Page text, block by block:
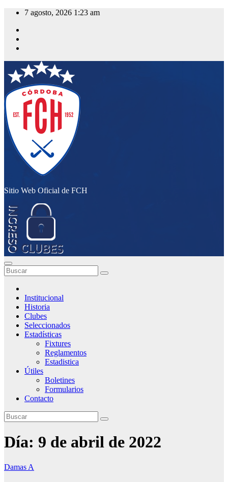
Saltar
contenido
7 agosto, 2026 1:23 am
Sitio Web Oficial de FCH
Institucional
Historia
Clubes
Seleccionados
Estadísticas
Fixtures
Reglamentos
Estadistica
Útiles
Boletines
Formularios
Contacto
Día: 9 de abril de 2022
Damas A